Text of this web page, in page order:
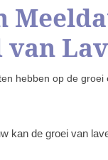
van
hebben op de
kan de groei van